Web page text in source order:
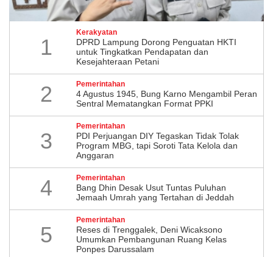
1
Kerakyatan
DPRD Lampung Dorong Penguatan HKTI
untuk Tingkatkan Pendapatan dan
Kesejahteraan Petani
2 Pemerintahan
4 Agustus 1945, Bung Karno Mengambil Peran
Sentral Mematangkan Format PPKI
3
Pemerintahan
PDI Perjuangan DIY Tegaskan Tidak Tolak
Program MBG, tapi Soroti Tata Kelola dan
Anggaran
4 Pemerintahan
Bang Dhin Desak Usut Tuntas Puluhan
Jemaah Umrah yang Tertahan di Jeddah
5
Pemerintahan
​Reses di Trenggalek, Deni Wicaksono
Umumkan Pembangunan Ruang Kelas
Ponpes Darussalam